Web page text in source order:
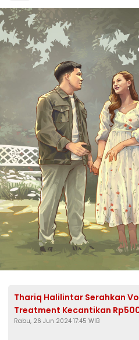
Thariq Halilintar Serahkan
Treatment Kecantikan
Lamar Aaliyah Massaid
Rabu, 26 Jun 2024 17:45 WIB